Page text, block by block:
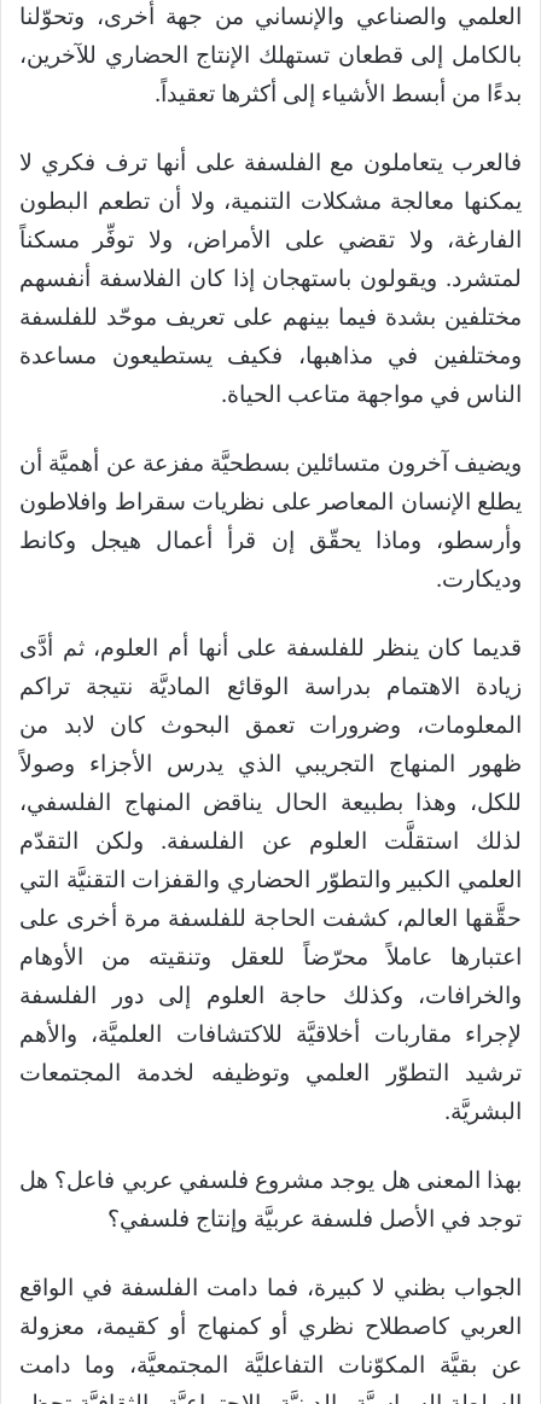
العلمي والصناعي والإنساني من جهة أخرى، وتحوّلنا
بالكامل إلى قطعان تستهلك الإنتاج الحضاري للآخرين،
بدءًا من أبسط الأشياء إلى أكثرها تعقيداً.
فالعرب يتعاملون مع الفلسفة على أنها ترف فكري لا
يمكنها معالجة مشكلات التنمية، ولا أن تطعم البطون
الفارغة، ولا تقضي على الأمراض، ولا توفِّر مسكناً
لمتشرد. ويقولون باستهجان إذا كان الفلاسفة أنفسهم
مختلفين بشدة فيما بينهم على تعريف موحّد للفلسفة
ومختلفين في مذاهبها، فكيف يستطيعون مساعدة
الناس في مواجهة متاعب الحياة.
ويضيف آخرون متسائلين بسطحيَّة مفزعة عن أهميَّة أن
يطلع الإنسان المعاصر على نظريات سقراط وافلاطون
وأرسطو، وماذا يحقّق إن قرأ أعمال هيجل وكانط
وديكارت.
قديما كان ينظر للفلسفة على أنها أم العلوم، ثم أدَّى
زيادة الاهتمام بدراسة الوقائع الماديَّة نتيجة تراكم
المعلومات، وضرورات تعمق البحوث كان لابد من
ظهور المنهاج التجريبي الذي يدرس الأجزاء وصولاً
للكل، وهذا بطبيعة الحال يناقض المنهاج الفلسفي،
لذلك استقلَّت العلوم عن الفلسفة. ولكن التقدّم
العلمي الكبير والتطوّر الحضاري والقفزات التقنيَّة التي
حقَّقها العالم، كشفت الحاجة للفلسفة مرة أخرى على
اعتبارها عاملاً محرّضاً للعقل وتنقيته من الأوهام
والخرافات، وكذلك حاجة العلوم إلى دور الفلسفة
لإجراء مقاربات أخلاقيَّة للاكتشافات العلميَّة، والأهم
ترشيد التطوّر العلمي وتوظيفه لخدمة المجتمعات
البشريَّة.
بهذا المعنى هل يوجد مشروع فلسفي عربي فاعل؟ هل
توجد في الأصل فلسفة عربيَّة وإنتاج فلسفي؟
الجواب بظني لا كبيرة، فما دامت الفلسفة في الواقع
العربي كاصطلاح نظري أو كمنهاج أو كقيمة، معزولة
عن بقيَّة المكوّنات التفاعليَّة المجتمعيَّة، وما دامت